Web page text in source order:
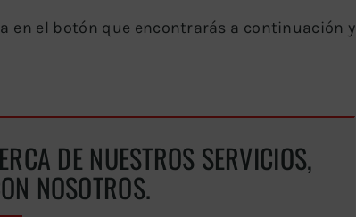
en el botón que encontrarás a continuación y
DE NUESTROS SERVICIOS,
NOSOTROS.